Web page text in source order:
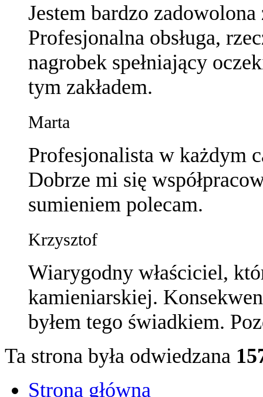
Jestem bardzo
Profesjonalna obsługa,
nagrobek spełniający
tym zakładem.
Marta
Profesjonalista w każdym
Dobrze mi się
sumieniem polecam.
Krzysztof
Wiarygodny właściciel,
kamieniarskiej.
byłem tego świadkiem.
Ta strona była odwiedzana
Strona główna